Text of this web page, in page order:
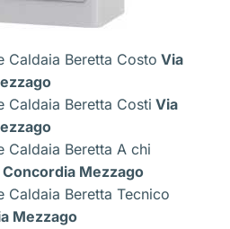
Caldaia Beretta Costo Via
Caldaia Beretta Costi Via
Caldaia Beretta A chi
Concordia Mezzago
Caldaia Beretta Tecnico
Mezzago